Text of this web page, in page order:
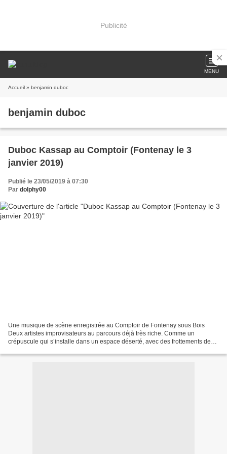
Publicité
MENU
Accueil » benjamin duboc
benjamin duboc
Duboc Kassap au Comptoir (Fontenay le 3
janvier 2019)
Publié le 23/05/2019 à 07:30
Par dolphy00
Une musique de scène enregistrée au Comptoir de Fontenay sous Bois
Deux artistes improvisateurs au parcours déjà très riche. Comme un
crépuscule qui s’installe dans un espace déserté, avec des frottements de